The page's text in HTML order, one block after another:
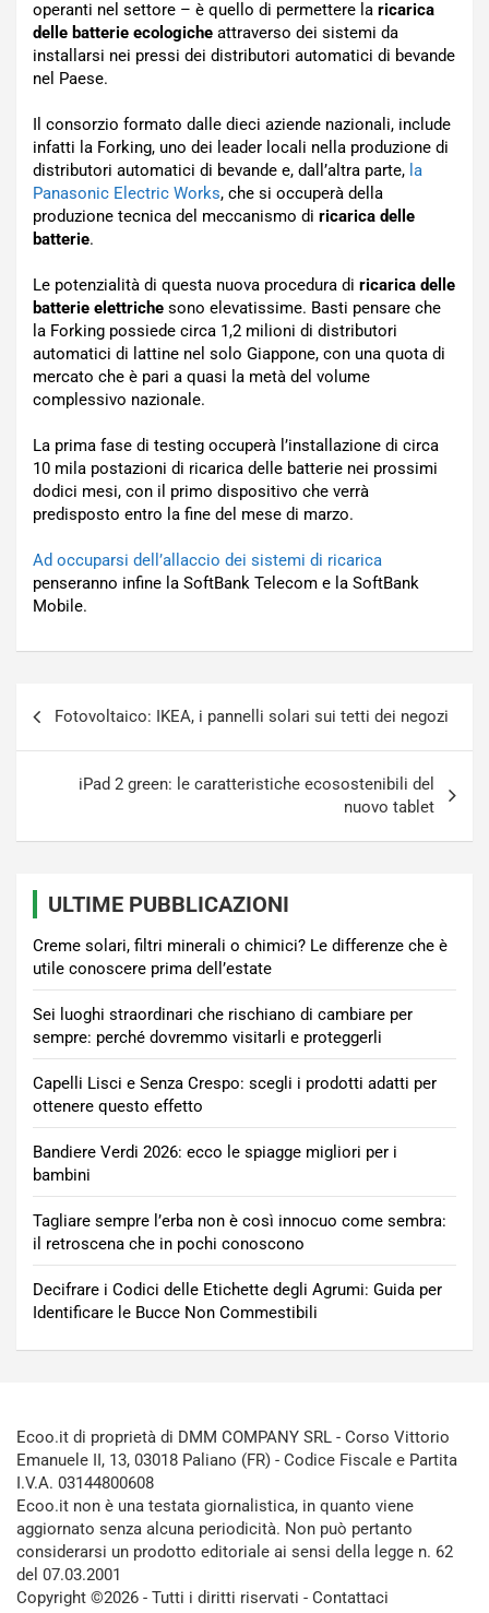
operanti nel settore – è quello di permettere la ricarica
delle batterie ecologiche attraverso dei sistemi da
installarsi nei pressi dei distributori automatici di bevande
nel Paese.
Il consorzio formato dalle dieci aziende nazionali, include
infatti la Forking, uno dei leader locali nella produzione di
distributori automatici di bevande e, dall’altra parte, la
Panasonic Electric Works, che si occuperà della
produzione tecnica del meccanismo di ricarica delle
batterie.
Le potenzialità di questa nuova procedura di ricarica delle
batterie elettriche sono elevatissime. Basti pensare che
la Forking possiede circa 1,2 milioni di distributori
automatici di lattine nel solo Giappone, con una quota di
mercato che è pari a quasi la metà del volume
complessivo nazionale.
La prima fase di testing occuperà l’installazione di circa
10 mila postazioni di ricarica delle batterie nei prossimi
dodici mesi, con il primo dispositivo che verrà
predisposto entro la fine del mese di marzo.
Ad occuparsi dell’allaccio dei sistemi di ricarica
penseranno infine la SoftBank Telecom e la SoftBank
Mobile.
Fotovoltaico: IKEA, i pannelli solari sui tetti dei negozi
iPad 2 green: le caratteristiche ecosostenibili del
nuovo tablet
ULTIME PUBBLICAZIONI
Creme solari, filtri minerali o chimici? Le differenze che è
utile conoscere prima dell’estate
Sei luoghi straordinari che rischiano di cambiare per
sempre: perché dovremmo visitarli e proteggerli
Capelli Lisci e Senza Crespo: scegli i prodotti adatti per
ottenere questo effetto
Bandiere Verdi 2026: ecco le spiagge migliori per i
bambini
Tagliare sempre l’erba non è così innocuo come sembra:
il retroscena che in pochi conoscono
Decifrare i Codici delle Etichette degli Agrumi: Guida per
Identificare le Bucce Non Commestibili
Ecoo.it di proprietà di DMM COMPANY SRL - Corso Vittorio
Emanuele II, 13, 03018 Paliano (FR) - Codice Fiscale e Partita
I.V.A. 03144800608
Ecoo.it non è una testata giornalistica, in quanto viene
aggiornato senza alcuna periodicità. Non può pertanto
considerarsi un prodotto editoriale ai sensi della legge n. 62
del 07.03.2001
Copyright ©2026 - Tutti i diritti riservati - Contattaci